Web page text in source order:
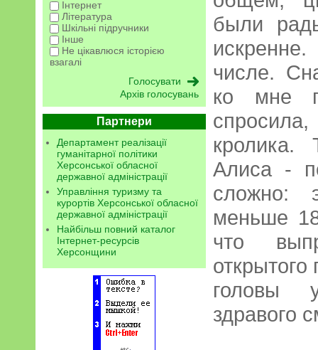
Інтернет
Література
Шкільні підручники
Інше
Не цікавлюся історією
взагалі
Архів голосувань
Партнери
Департамент реалізації
гуманітарної політики
Херсонської обласної
державної адміністрації
Управління туризму та
курортів Херсонської обласної
державної адміністрації
Найбільш повний каталог
Інтернет-ресурсів
Херсонщини
были
числе.
ко мне
Алиса -
сложно:
меньше
что
открытого
головы
здравого